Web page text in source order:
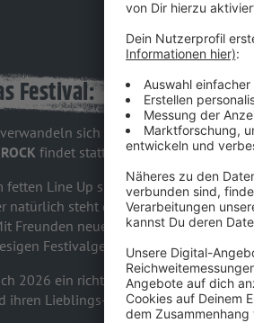
Festival:
sich die Pannonia Fields
findet statt! Mit dabei sind wieder
fetten Line Up sind
unter anderem
natürlich steht das Festival nicht nur
Freunden neue Bands entdecken,
Festivalgelände haben - das
2026 ein richtig grandioses Festival
ihren Lieblings-Rockern zujubeln.